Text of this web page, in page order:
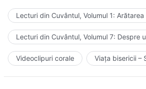
Lecturi din Cuvântul, Volumul 1:
Lecturi din Cuvântul, Volumul 7: Despre
Videoclipuri corale Viața bisericii –